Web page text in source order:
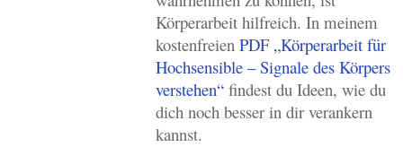
Körperarbeit hilfreich. In meinem
kostenfreien PDF „Körperarbeit für
Hochsensible – Signale des Körpers
verstehen“findest du Ideen, wie du
dich noch besser in dir verankern
kannst.